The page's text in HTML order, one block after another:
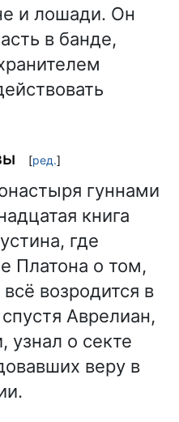
и лошади. Он
в банде,
[ред.]
гуннами
книга
где
Платона о том,
возродится в
Аврелиан,
узнал о секте
веру в